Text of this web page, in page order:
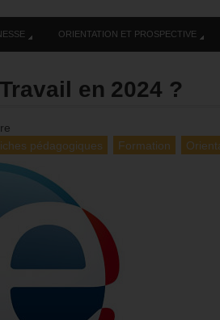
ORIENTATION ET PROSPECTIVE
en 2024 ?
pédagogiques Formation